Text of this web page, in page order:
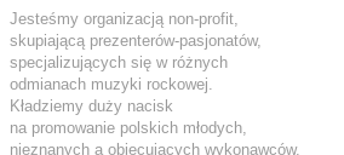
Jesteśmy organizacją non-profit,
skupiającą prezenterów-pasjonatów,
specjalizujących się w różnych
odmianach muzyki rockowej.
Kładziemy duży nacisk
na promowanie polskich młodych,
nieznanych a obiecujących wykonawców.